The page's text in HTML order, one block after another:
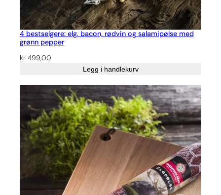
4 bestselgere: elg, bacon, rødvin og salamipølse med
grønn pepper
kr499,00
Legg i handlekurv